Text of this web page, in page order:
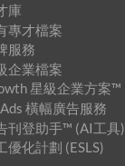
庫
專才檔案
服務
企業檔案
星級企業方案™
橫幅廣告服務
刊登助手™ (AI工具)
優化計劃 (ESLS)